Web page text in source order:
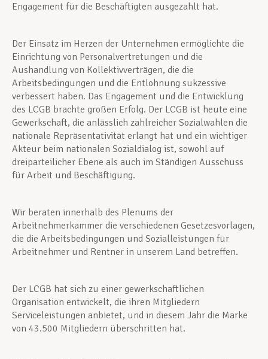
Engagement für die Beschäftigten ausgezahlt hat.
Der Einsatz im Herzen der Unternehmen ermöglichte die
Einrichtung von Personalvertretungen und die
Aushandlung von Kollektivverträgen, die die
Arbeitsbedingungen und die Entlohnung sukzessive
verbessert haben. Das Engagement und die Entwicklung
des LCGB brachte großen Erfolg. Der LCGB ist heute eine
Gewerkschaft, die anlässlich zahlreicher Sozialwahlen die
nationale Repräsentativität erlangt hat und ein wichtiger
Akteur beim nationalen Sozialdialog ist, sowohl auf
dreiparteilicher Ebene als auch im Ständigen Ausschuss
für Arbeit und Beschäftigung.
Wir beraten innerhalb des Plenums der
Arbeitnehmerkammer die verschiedenen Gesetzesvorlagen,
die die Arbeitsbedingungen und Sozialleistungen für
Arbeitnehmer und Rentner in unserem Land betreffen.
Der LCGB hat sich zu einer gewerkschaftlichen
Organisation entwickelt, die ihren Mitgliedern
Serviceleistungen anbietet, und in diesem Jahr die Marke
von 43.500 Mitgliedern überschritten hat.